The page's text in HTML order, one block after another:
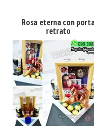
Rosa eterna con
retrato